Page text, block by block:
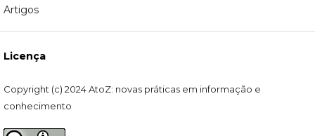
Artigos
Licença
Copyright (c) 2024 AtoZ: novas práticas em informação e
conhecimento